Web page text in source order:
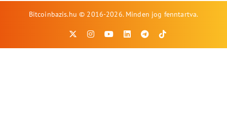
Bitcoinbazis.hu © 2016-2026. Minden jog fenntartva.